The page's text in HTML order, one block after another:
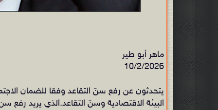
ماهر أبو طير
10/2/2026
يتحدثون عن رفع سنّ التقاعد وفقا للضمان